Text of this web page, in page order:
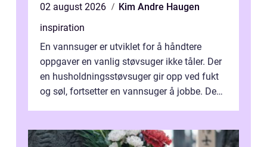
02 august 2026
Kim Andre Haugen
inspiration
En vannsuger er utviklet for å håndtere
oppgaver en vanlig støvsuger ikke tåler. Der
en husholdningsstøvsuger gir opp ved fukt
og søl, fortsetter en vannsuger å jobbe. Den